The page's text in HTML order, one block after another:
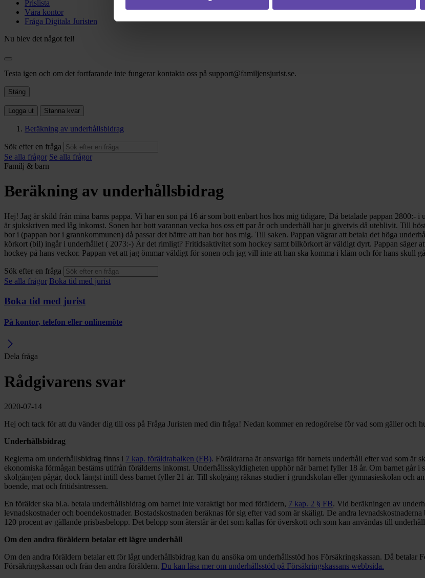
Prislista
Våra kontor
Fråga Digitala Juristen
Nu blev det något fel!
Testa igen och om det fortfarande inte fungerar kontakta oss på support@familjensjurist.se.
Stäng
Logga ut Stanna kvar
Beräkning av underhållsbidrag
Sök efter en fråga
Se alla frågor Se alla frågor
Familj & barn
Beräkning av underhållsbidrag
Hej! Jag är skild från mina barns pappa. Vi har en son på 16 år som bott enbart hos hos mig tidigare, Då betalade pappan 2800:-
är sjukskriven med låg inkomst. Sonen har bott varannan vecka hos oss ett par år och underhåll har ju givetvis då uteblivit. Till
bor i (pappan bor i grannkommunen) då passar det bättre att han bor hos mig. Till saken. Pappan vägrar att betala det höga
körkort (bil) ingår i underhållet ( 2073:-) Är det rimligt? Fritidsaktivitet som hockey samt bilkörkort är väldigt dyrt. Pappan säger
hockey på hans veckor. Pappan vet att jag ömmar väldigt för sonen och jag vill inte att han ska komma i kläm och för hans skull
Sök efter en fråga
Se alla frågor Boka tid med jurist
Boka tid med jurist
På kontor, telefon eller onlinemöte
Dela fråga
Rådgivarens svar
2020-07-14
Hej och tack för att du vänder dig till oss på Fråga Juristen med din fråga! Nedan kommer en redogörelse för vad som gäller och
Underhållsbidrag
Reglerna om underhållsbidrag finns i 7 kap. föräldrabalken (FB). Föräldrarna är ansvariga för barnets underhåll efter vad som är
ekonomiska förmågan bestäms utifrån förälderns inkomst. Underhållsskyldigheten upphör när barnet fyller 18 år. Om barnet går
skolgången pågår, dock längst intill dess barnet fyller 21 år. Till skolgång räknas studier i grundskolan eller gymnasieskolan och
boende, mat och fritidsintressen.
En förälder ska bl.a. betala underhållsbidrag om barnet inte varaktigt bor med föräldern, 7 kap. 2 § FB. Vid beräkningen av
levnadskostnader och boendekostnader. Bostadskostnaden beräknas för sig efter vad som är skäligt. De andra
120 procent av gällande prisbasbelopp. Det belopp som återstår är det som kallas för överskott och som kan användas till
Om den andra föräldern betalar ett lägre underhåll
Om den andra föräldern betalar ett för lågt underhållsbidrag kan du ansöka om underhållsstöd hos Försäkringskassan. Då
Försäkringskassan och från den andra föräldern. Du kan läsa mer om underhållsstöd på Försäkringskassans webbsida.